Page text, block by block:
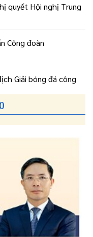
quyết Hội nghị Trung
Công đoàn
Giải bóng đá công